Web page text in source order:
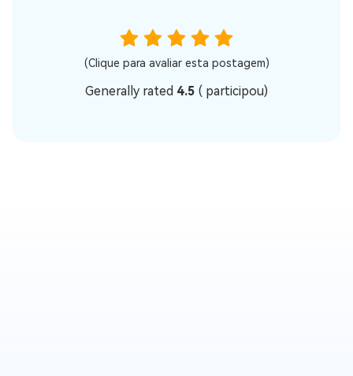
(Clique para avaliar esta postagem)
Generally rated 4.5 ( participou)